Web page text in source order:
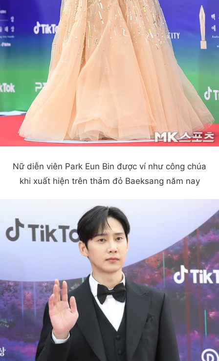
Nữ diễn viên Park Eun Bin được ví như công chúa
khi xuất hiện trên thảm đỏ Baeksang năm nay